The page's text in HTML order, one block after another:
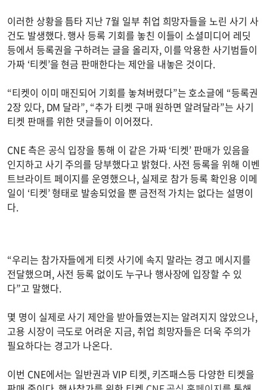
이러한 상황을 틈타 지난 7월 일부 취업 희망자들을 노린 사기 사
건도 발생했다. 행사 등록 기회를 놓친 이들이 소셜미디어 레딧
등에서 등록권을 구하려는 글을 올리자, 이를 악용한 사기범들이
가짜 ‘티켓’을 현금 판매한다는 제안을 내놓은 것이다.
“티켓이 이미 매진되어 기회를 놓쳐버렸다”는 호소글에 “등록권
2장 있다, DM 달라”, “추가 티켓 구매 원하면 알려달라”는 사기
티켓 판매를 위한 댓글들이 이어졌다.
CNE 측은 공식 입장을 통해 이 같은 가짜 ‘티켓’ 판매가 있음을
인지하고 사기 주의를 당부했다고 밝혔다. 사전 등록을 위해 이벤
트브라이트 페이지를 운영했으나, 실제로 참가 등록 확인용 이메
일이 ‘티켓’ 형태로 발송되었을 뿐 금전적 가치는 없다는 설명이
다.
“우리는 참가자들에게 티켓 사기에 속지 말라는 경고 메시지를
전달했으며, 사전 등록 없이도 누구나 행사장에 입장할 수 있
다”고 말했다.
몇 명이 실제로 사기 제안을 받아들였는지는 알려지지 않았으나,
고용 시장이 극도로 어려운 지금, 취업 희망자들은 더욱 주의가
필요하다는 경고가 나온다.
이번 CNE에서는 일반권과 VIP 티켓, 키즈패스등 다양한 티켓을